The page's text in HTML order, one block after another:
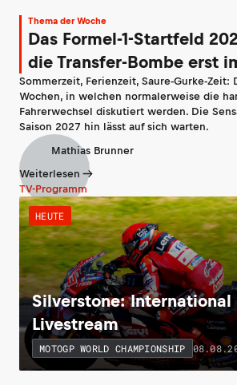
Thema der Woche
Das Formel-1-Startfeld
die Transfer-Bombe erst
Sommerzeit, Ferienzeit, Saure-Gurke-Zeit:
Wochen, in welchen normalerweise die
Fahrerwechsel diskutiert werden. Die
Saison 2027 hin lässt auf sich warten.
Mathias Brunner
Weiterlesen
TV-Programm
HEUTE
Silverstone: International
Livestream
MOTOGP WORLD CHAMPIONSHIP